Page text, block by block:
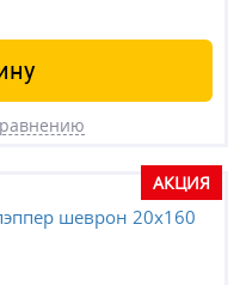
АКЦИЯ
шеврон 20x160